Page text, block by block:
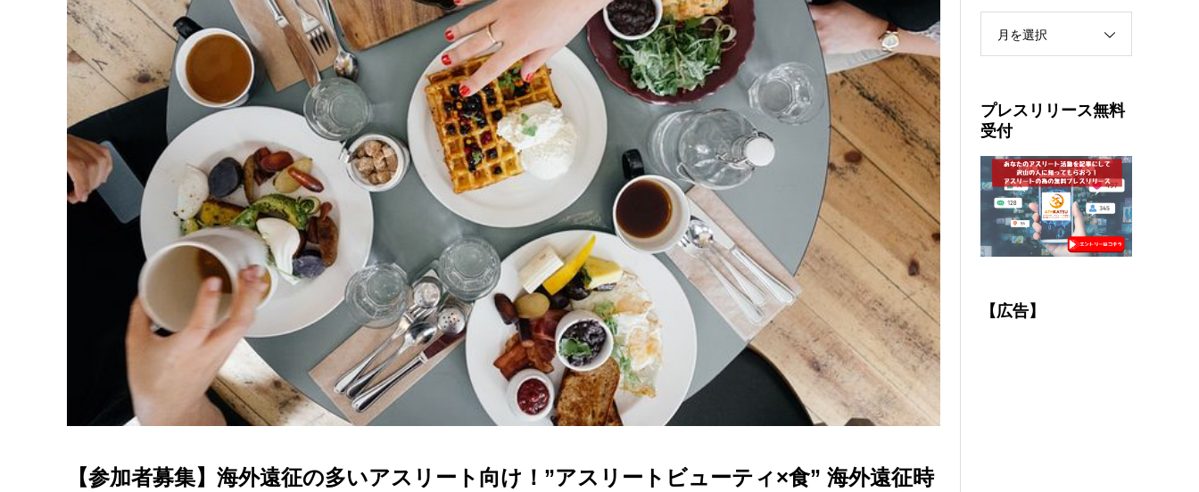
【参加者募集】海外遠征の多いアスリート向け！”アスリートビューティ×食” 海外遠征時
月を選択
プレスリリース無料
受付
【広告】